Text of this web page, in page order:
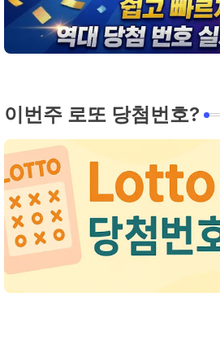
이번주 로또 당첨번호?